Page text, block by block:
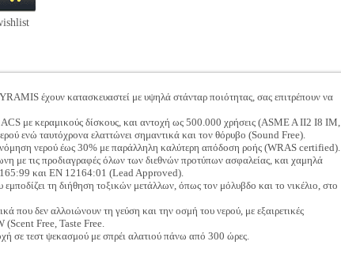
έχουν κατασκευαστεί με υψηλά στάνταρ ποιότητας, σας επιτρέπουν να
με κεραμικούς δίσκους, και αντοχή ως 500.000 χρήσεις (ASME A II2 I8 IM,
ενώ ταυτόχρονα ελαττώνει σημαντικά και τον θόρυβο (Sound Free).
νερού έως 30% με παράλληλη καλύτερη απόδοση ροής (WRAS certified).
με τις προδιαγραφές όλων των διεθνών προτύπων ασφαλείας, και χαμηλά
και EN 12164:01 (Lead Approved).
τη διήθηση τοξικών μετάλλων, όπως τον μόλυβδο και το νικέλιο, στο
που δεν αλλοιώνουν τη γεύση και την οσμή του νερού, με εξαιρετικές
(Scent Free, Taste Free.
σε τεστ ψεκασμού με σπρέι αλατιού πάνω από 300 ώρες.